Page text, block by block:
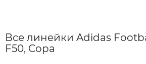
Все линейки Adidas
F50, Copa